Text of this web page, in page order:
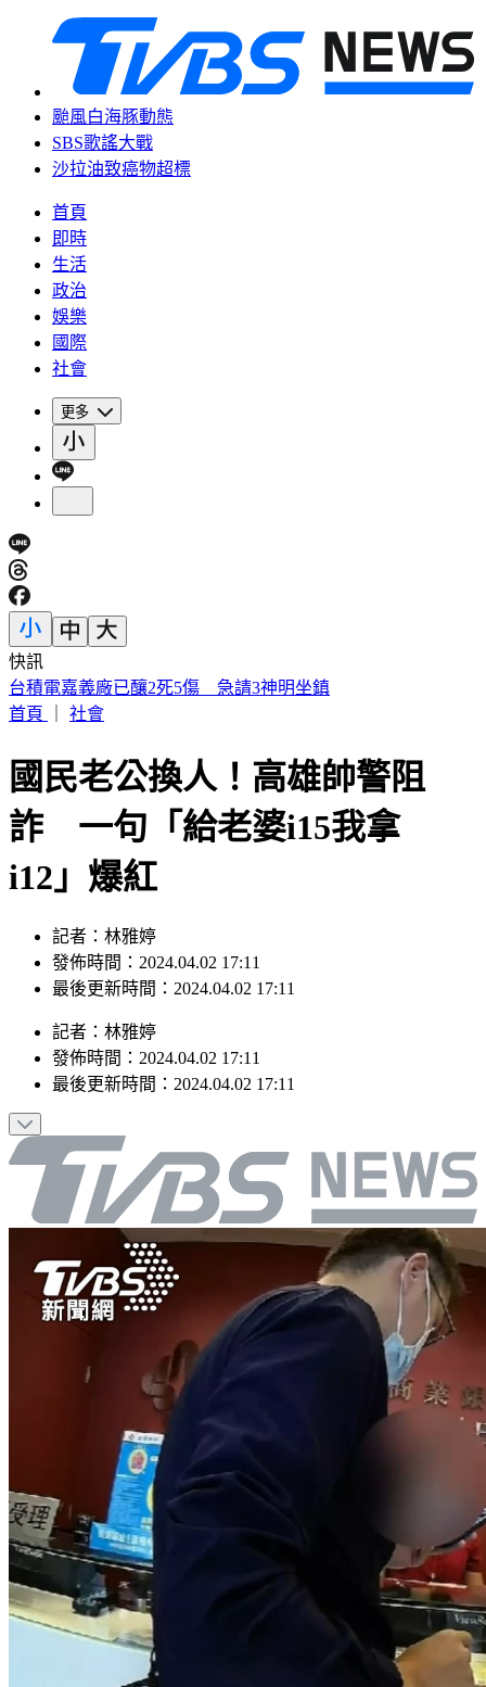
颱風白海豚動態
SBS歌謠大戰
沙拉油致癌物超標
首頁
即時
生活
政治
娛樂
國際
社會
更多
快訊
IU無預警召喚前男友 韓網替「她」心疼：很不舒服
首頁
社會
國民老公換人！高雄帥警阻
詐 一句「給老婆i15我拿
i12」爆紅
記者：林雅婷
發佈時間：2024.04.02 17:11
最後更新時間：2024.04.02 17:11
記者 ： 林雅婷
發佈時間： 2024.04.02 17:11
最後更新時間： 2024.04.02 17:11